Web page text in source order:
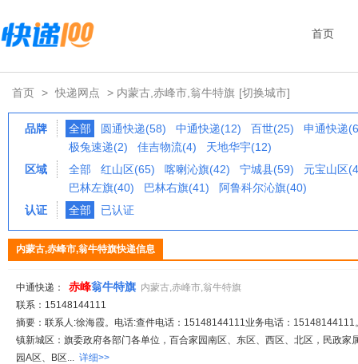
首页
首页 > 快递网点 > 内蒙古,赤峰市,翁牛特旗 [切换城市]
品牌 全部 圆通快递(58) 中通快递(12) 百世(25)
申通快递
极兔速递(2)
佳吉物流(4)
天地华宇(12)
区域
全部 红山区(65) 喀喇沁旗(42) 宁城县(59)
元宝山区
巴林左旗(40)
巴林右旗(41)
阿鲁科尔沁旗(40)
认证
全部 已认证
内蒙古,赤峰市,翁牛特旗快递信息
中通快递： 赤峰翁牛特旗 内蒙古,赤峰市,翁牛特旗
联系：15148144111
摘要：联系人:徐海霞。电话:查件电话：15148144111业务电话：15148144111
镇新城区：旗委政府各部门各单位，百合家园南区、东区、西区、北区，民政家
园A区、B区... 详细>>